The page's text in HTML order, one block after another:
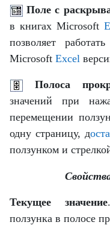
Поле с
в книгах Microsoft
позволяет
Microsoft Excel
Полоса
значений при
перемещении
одну страницу, д
ползунком и
Текущее значение
ползунка в полосе